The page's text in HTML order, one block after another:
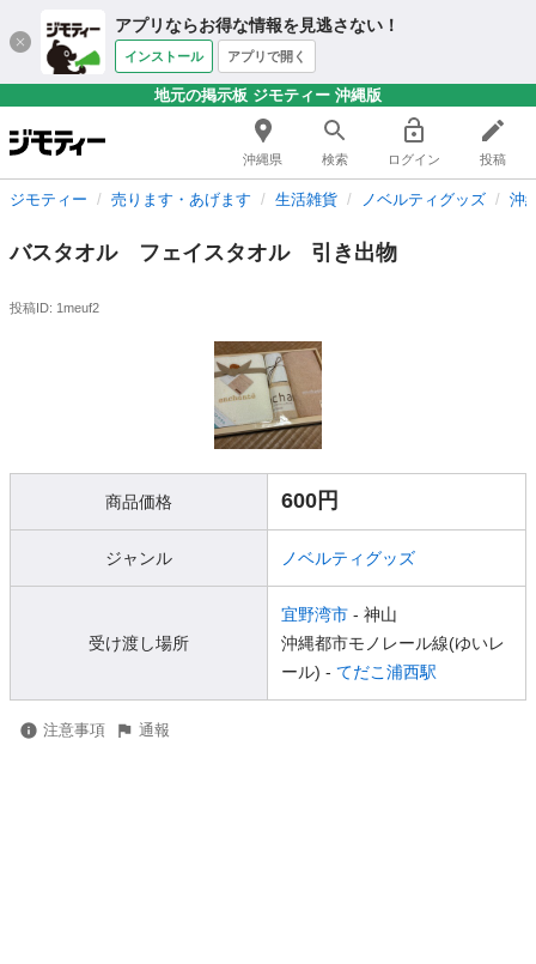
アプリならお得な情報を見逃さない！
インストール アプリで開く
地元の掲示板 ジモティー 沖縄版
沖縄県 検索 ログイン 投稿
ジモティー 売ります・あげます 生活雑貨 ノベルティグッズ 沖
バスタオル フェイスタオル 引き出物
投稿ID: 1meuf2
商品価格 600円
ジャンル ノベルティグッズ
受け渡し場所
宜野湾市 - 神山
沖縄都市モノレール線(ゆいレ
ール) - てだこ浦西駅
注意事項 通報